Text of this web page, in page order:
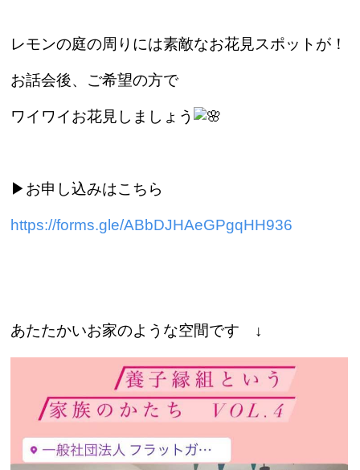
レモンの庭の周りには素敵なお花見スポットが！
お話会後、ご希望の方で
ワイワイお花見しましょう
▶︎お申し込みはこちら
https://forms.gle/ABbDJHAeGPgqHH936
あたたかいお家のような空間です ↓